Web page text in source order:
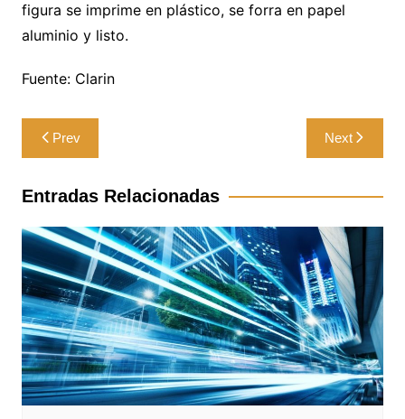
figura se imprime en plástico, se forra en papel
aluminio y listo.
Fuente: Clarin
Navegación
de
entradas
Prev Next
Entradas Relacionadas